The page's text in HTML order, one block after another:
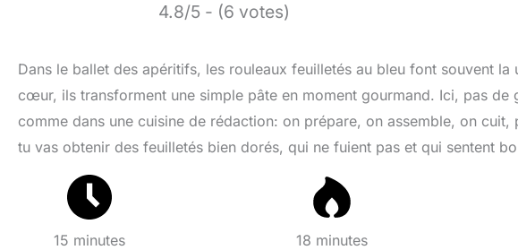
4.8/5 - (6 votes)
Dans le ballet des apéritifs, les rouleaux feuilletés au bleu font souvent la
cœur, ils transforment une simple pâte en moment gourmand. Ici, pas de
comme dans une cuisine de rédaction: on prépare, on assemble, on
tu vas obtenir des feuilletés bien dorés, qui ne fuient pas et qui sentent
15 minutes 18 minutes